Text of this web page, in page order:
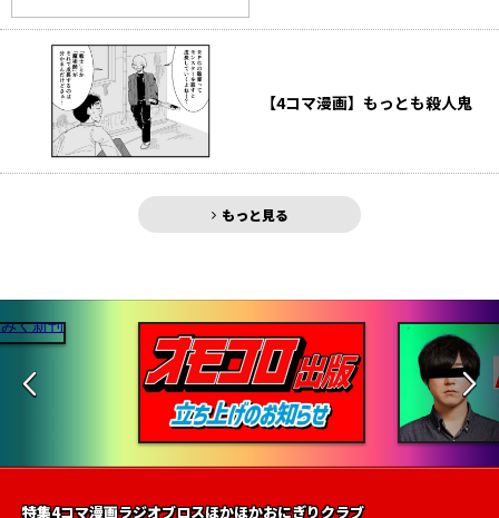
【4コマ漫画】もっとも殺人鬼
もっと見る
特集4コマ漫画ラジオブロスほかほかおにぎりクラブ